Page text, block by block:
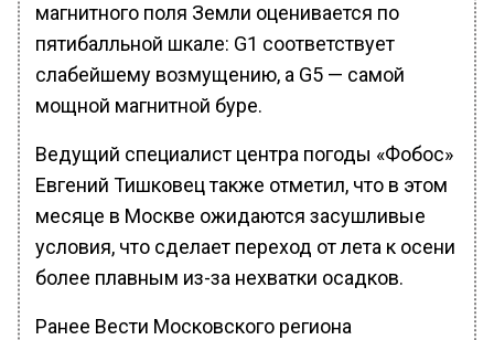
магнитного поля Земли оценивается по
пятибалльной шкале: G1 соответствует
слабейшему возмущению, а G5 — самой
мощной магнитной буре.
Ведущий специалист центра погоды «Фобос»
Евгений Тишковец также отметил, что в этом
месяце в Москве ожидаются засушливые
условия, что сделает переход от лета к осени
более плавным из-за нехватки осадков.
Ранее Вести Московского региона